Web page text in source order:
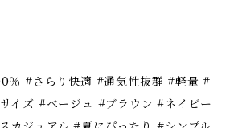
％ #さらり快適 #通気性抜群 #軽量 #
イズ #ベージュ #ブラウン #ネイビー